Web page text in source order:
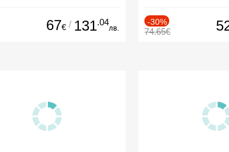
67€ / 131.04
лв.
-30%
74.65€